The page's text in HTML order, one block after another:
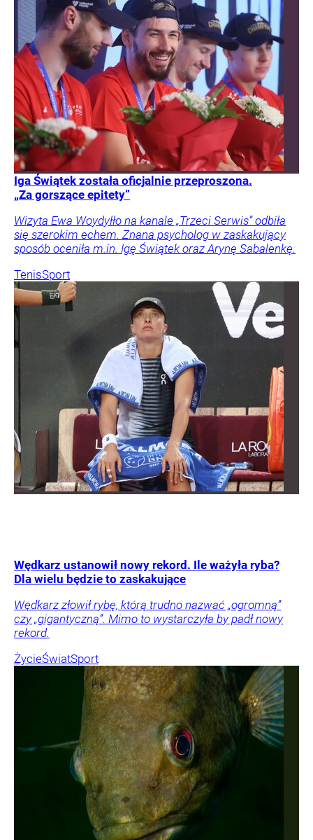
Iga Świątek została oficjalnie przeproszona.
„Za gorszące epitety”
Wizyta Ewa Woydyłło na kanale „Trzeci Serwis” odbiła
się szerokim echem. Znana psycholog w zaskakujący
sposób oceniła m.in. Igę Świątek oraz Arynę Sabalenkę.
TenisSport
Wędkarz ustanowił nowy rekord. Ile ważyła ryba?
Dla wielu będzie to zaskakujące
Wędkarz złowił rybę, którą trudno nazwać „ogromną”
czy „gigantyczną”. Mimo to wystarczyła by padł nowy
rekord.
ŻycieŚwiatSport